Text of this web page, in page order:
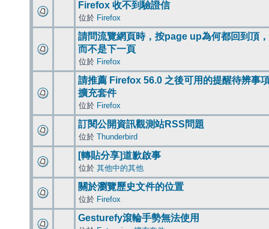
Firefox 收不到驗證信
位於 Firefox
請問流覽網頁時，按page up為何都回到頂，
而不是下一頁
位於 Firefox
請推薦 Firefox 56.0 之後可用的提醒待辨事
擴充套件
位於 Firefox
訂閱公開資訊觀測站RSS問題
位於 Thunderbird
[轉貼分享]道歉啟事
位於 其他中的其他
關於瀏覽歷史文件的位置
位於 Firefox
Gesturefy滾輪手勢無法使用